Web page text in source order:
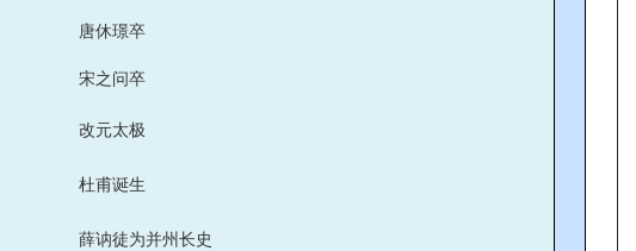
唐休璟卒
宋之问卒
改元太极
杜甫诞生
薛讷徒为并州长史